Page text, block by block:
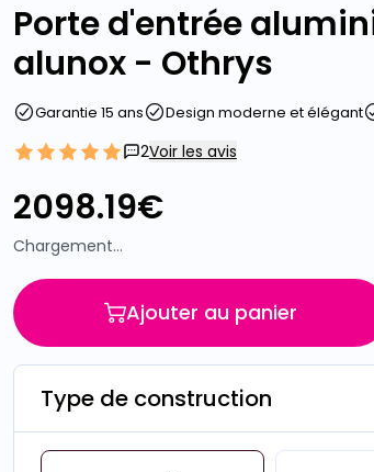
Porte d'entrée
alunox - Othrys
Garantie 15 ans Design moderne et élégant
2Voir les avis
2098.19€
Chargement...
Ajouter au panier
Type de construction